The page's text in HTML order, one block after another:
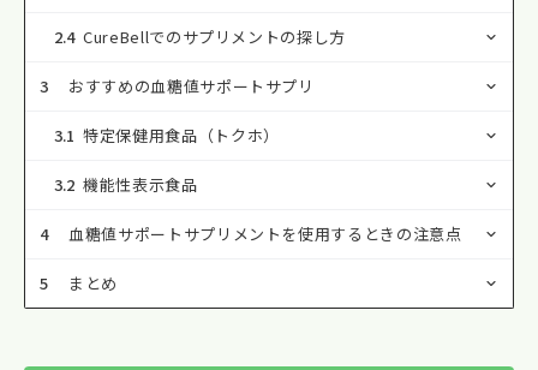
2.4 CureBellでのサプリメントの探し方
3 おすすめの血糖値サポートサプリ
3.1 特定保健用食品（トクホ）
3.2 機能性表示食品
4 血糖値サポートサプリメントを使用するときの注意点
5 まとめ